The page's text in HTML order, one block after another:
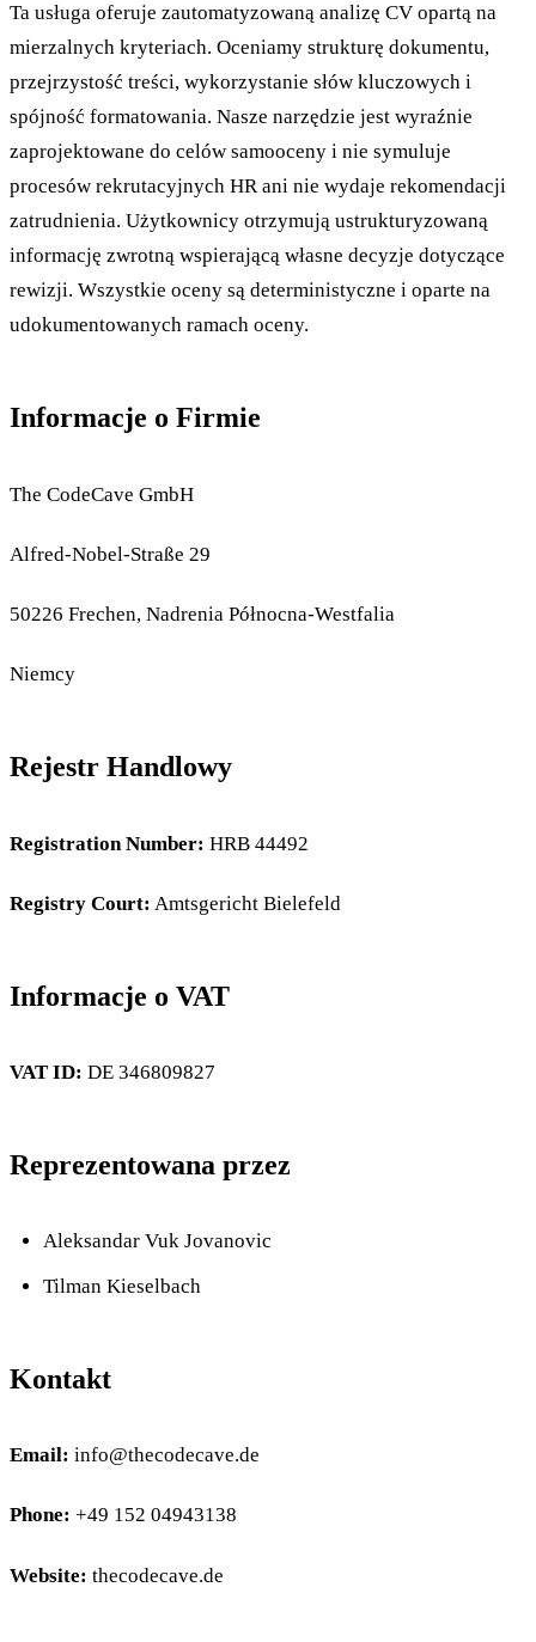
Ta usługa oferuje zautomatyzowaną analizę CV opartą na
mierzalnych kryteriach. Oceniamy strukturę dokumentu,
przejrzystość treści, wykorzystanie słów kluczowych i
spójność formatowania. Nasze narzędzie jest wyraźnie
zaprojektowane do celów samooceny i nie symuluje
procesów rekrutacyjnych HR ani nie wydaje rekomendacji
zatrudnienia. Użytkownicy otrzymują ustrukturyzowaną
informację zwrotną wspierającą własne decyzje dotyczące
rewizji. Wszystkie oceny są deterministyczne i oparte na
udokumentowanych ramach oceny.
Informacje o Firmie
The CodeCave GmbH
Alfred-Nobel-Straße 29
50226 Frechen, Nadrenia Północna-Westfalia
Niemcy
Rejestr Handlowy
Registration Number: HRB 44492
Registry Court: Amtsgericht Bielefeld
Informacje o VAT
VAT ID: DE 346809827
Reprezentowana przez
Aleksandar Vuk Jovanovic
Tilman Kieselbach
Kontakt
Email: info@thecodecave.de
Phone: +49 152 04943138
Website: thecodecave.de